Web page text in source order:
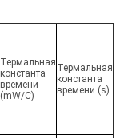
Термальная
константа
времени
(mW/C)
Термальная
константа
времени (s)